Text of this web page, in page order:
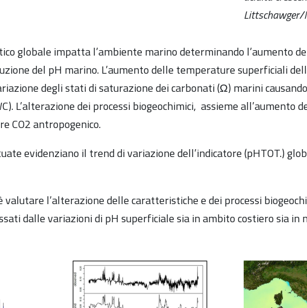
Littschawger/
globale impatta l’ambiente marino determinando l’aumento
del pH marino. L’aumento delle temperature superficiali
degli stati di saturazione dei carbonati (Ω) marini
L’alterazione dei processi biogeochimici, assieme
CO2 antropogenico.
evidenziano il trend di variazione dell’indicatore (pHTOT.)
valutare l’alterazione delle caratteristiche e dei processi
dalle variazioni di pH superficiale sia in ambito costiero sia in